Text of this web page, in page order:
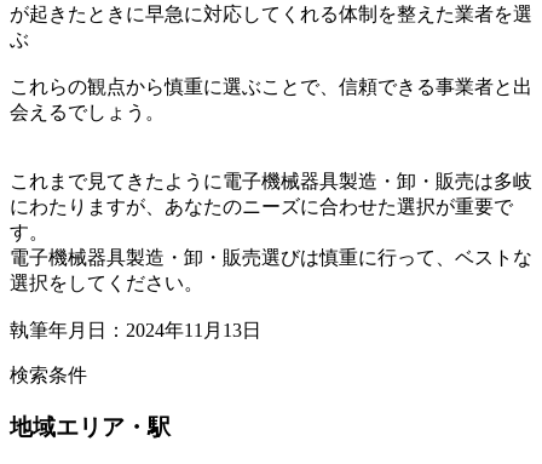
が起きたときに早急に対応してくれる体制を整えた業者を選
ぶ
これらの観点から慎重に選ぶことで、信頼できる事業者と出
会えるでしょう。
これまで見てきたように電子機械器具製造・卸・販売は多岐
にわたりますが、あなたのニーズに合わせた選択が重要で
す。
電子機械器具製造・卸・販売選びは慎重に行って、ベストな
選択をしてください。
執筆年月日：2024年11月13日
検索条件
地域エリア・駅